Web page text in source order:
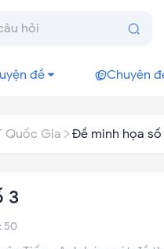
đề Chuyên
Quốc Gia Đề minh họa số
3
50